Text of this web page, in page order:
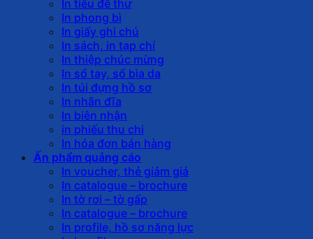
In tiêu đề thư
In phong bì
In giấy ghi chú
In sách, in tạp chí
In thiệp chúc mừng
In sổ tay, sổ bìa da
In túi đựng hồ sơ
In nhãn đĩa
In biên nhận
in phiếu thu chi
In hóa đơn bán hàng
Ấn phẩm quảng cáo
In voucher, thẻ giảm giá
In catalogue – brochure
In tờ rơi – tờ gấp
In catalogue – brochure
In profile, hồ sơ năng lực